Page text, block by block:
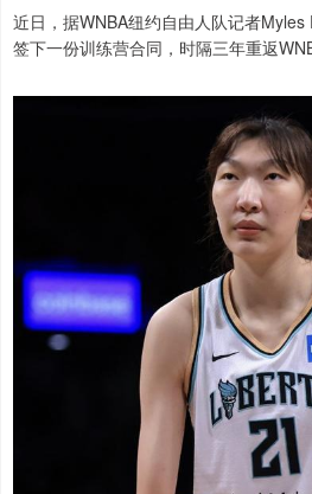
近日，据WNBA纽约自由人队记者Myles
签下一份训练营合同，时隔三年重返